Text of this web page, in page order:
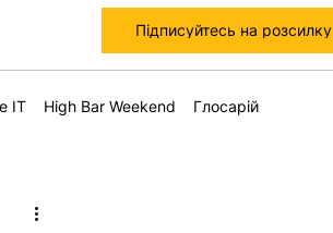
Підписуйтесь на розсилку
IT High Bar Weekend Глосарій